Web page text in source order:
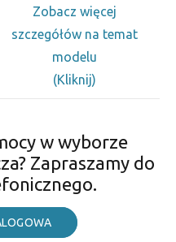
Zobacz więcej
szczegółów na temat
modelu
(Kliknij)
w wyborze
Zapraszamy do